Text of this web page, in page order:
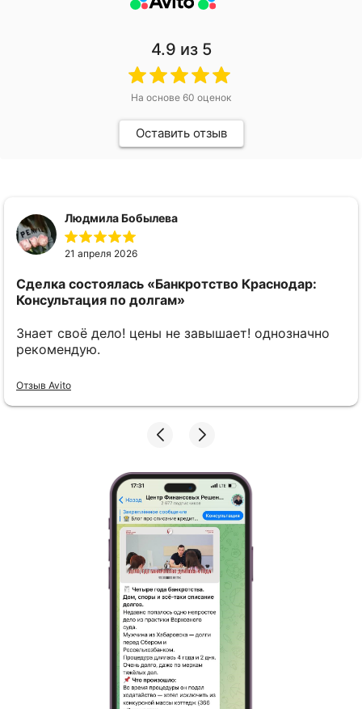
4.9 из 5
На основе 60 оценок
Оставить отзыв
Людмила Бобылева
21 апреля 2026
Сделка состоялась «Банкротство Краснодар:
Консультация по долгам»
Знает своё дело! цены не завышает! однозначно
рекомендую.
Отзыв Avito